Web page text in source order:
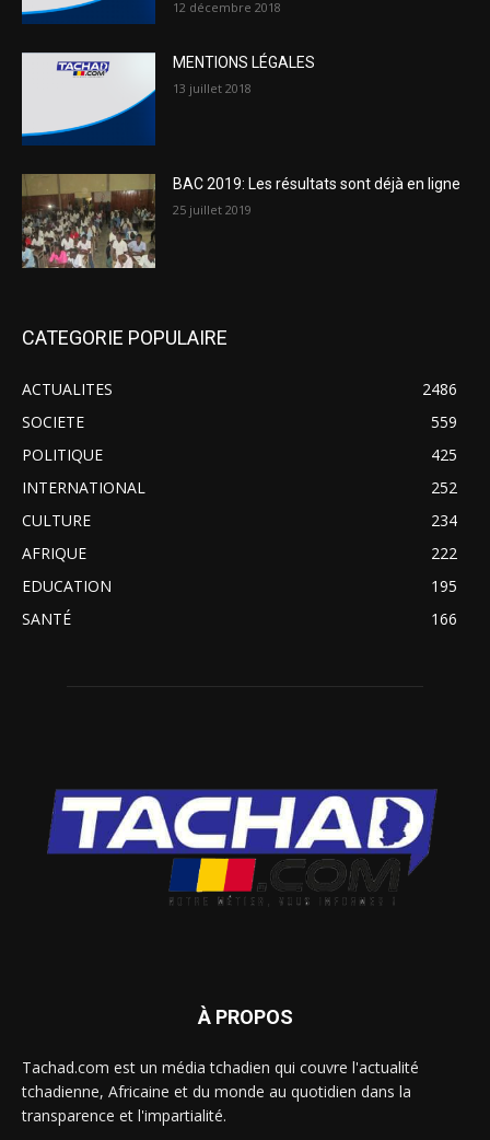
12 décembre 2018
MENTIONS LÉGALES
13 juillet 2018
BAC 2019: Les résultats sont déjà en ligne
25 juillet 2019
CATEGORIE POPULAIRE
ACTUALITES
2486
SOCIETE
559
POLITIQUE
425
INTERNATIONAL
252
CULTURE
234
AFRIQUE
222
EDUCATION
195
SANTÉ
166
À PROPOS
Tachad.com est un média tchadien qui couvre l'actualité
tchadienne, Africaine et du monde au quotidien dans la
transparence et l'impartialité.